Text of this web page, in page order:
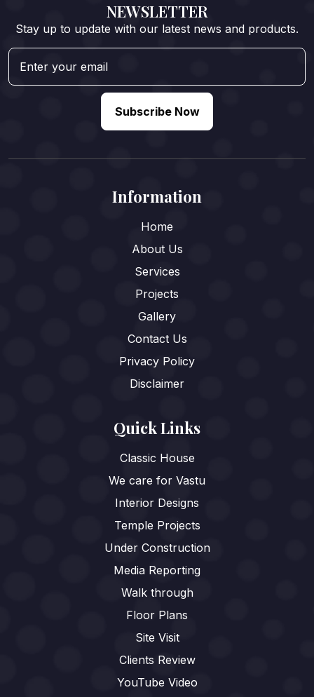
NEWSLETTER
Stay up to update with our latest news and products.
Subscribe Now
Information
Home
About Us
Services
Projects
Gallery
Contact Us
Privacy Policy
Disclaimer
Quick Links
Classic House
We care for Vastu
Interior Designs
Temple Projects
Under Construction
Media Reporting
Walk through
Floor Plans
Site Visit
Clients Review
YouTube Video